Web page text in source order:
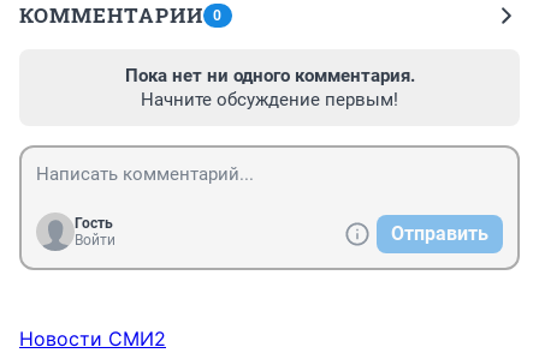
КОММЕНТАРИИ 0
Пока нет ни одного комментария.
Начните обсуждение первым!
Гость
Войти
Отправить
Новости СМИ2